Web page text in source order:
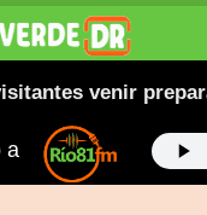
venir
a